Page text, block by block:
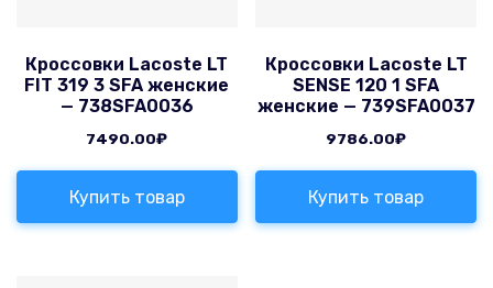
Кроссовки Lacoste LT
FIT 319 3 SFA женские
— 738SFA0036
7490.00₽
Купить товар
Кроссовки Lacoste LT
SENSE 120 1 SFA
женские — 739SFA0037
9786.00₽
Купить товар